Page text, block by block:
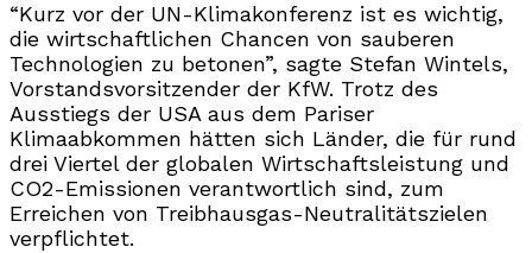
“Kurz vor der UN-Klimakonferenz ist es wichtig,
die wirtschaftlichen Chancen von sauberen
Technologien zu betonen”, sagte Stefan Wintels,
Vorstandsvorsitzender der KfW. Trotz des
Ausstiegs der USA aus dem Pariser
Klimaabkommen hätten sich Länder, die für rund
drei Viertel der globalen Wirtschaftsleistung und
CO2-Emissionen verantwortlich sind, zum
Erreichen von Treibhausgas-Neutralitätszielen
verpflichtet.